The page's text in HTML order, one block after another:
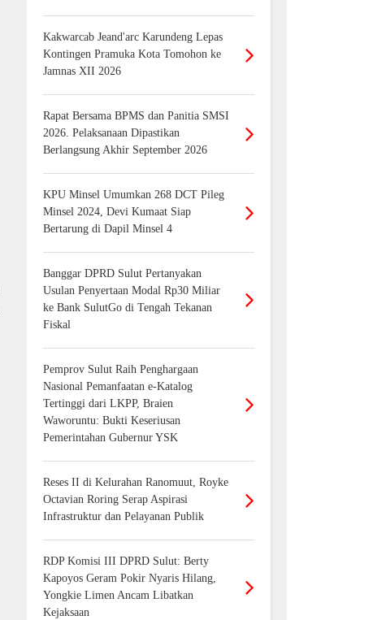
Kakwarcab Jeand'arc Karundeng Lepas
Kontingen Pramuka Kota Tomohon ke
Jamnas XII 2026
Rapat Bersama BPMS dan Panitia SMSI
2026. Pelaksanaan Dipastikan
Berlangsung Akhir September 2026
KPU Minsel Umumkan 268 DCT Pileg
Minsel 2024, Devi Kumaat Siap
Bertarung di Dapil Minsel 4
Banggar DPRD Sulut Pertanyakan
Usulan Penyertaan Modal Rp30 Miliar
ke Bank SulutGo di Tengah Tekanan
Fiskal
Pemprov Sulut Raih Penghargaan
Nasional Pemanfaatan e-Katalog
Tertinggi dari LKPP, Braien
Waworuntu: Bukti Keseriusan
Pemerintahan Gubernur YSK
Reses II di Kelurahan Ranomuut, Royke
Octavian Roring Serap Aspirasi
Infrastruktur dan Pelayanan Publik
RDP Komisi III DPRD Sulut: Berty
Kapoyos Geram Pokir Nyaris Hilang,
Yongkie Limen Ancam Libatkan
Kejaksaan